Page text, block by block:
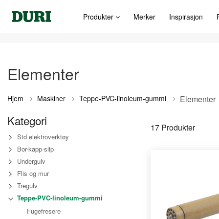
Produkter Merker Inspirasjon
Elementer
Hjem Maskiner Teppe-PVC-linoleum-gummi Elementer
17Produkter
Kategori
Std elektroverktøy
Bor-kapp-slip
Undergulv
Flis og mur
Tregulv
Teppe-PVC-linoleum-gummi
Fugefresere